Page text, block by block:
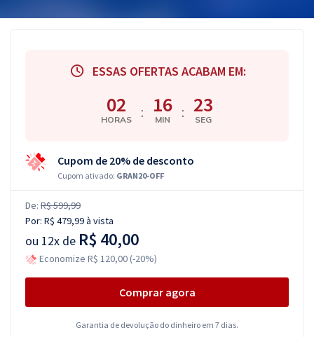
Atendimento ESSAS OFERTAS ACABAM EM:
02
HORAS : 16
MIN : 23
SEG
Cupom de 20% de desconto
Cupom ativado: GRAN20-OFF
De: R$ 599,99
Por: R$ 479,99à vista
ou 12x de R$ 40,00
Economize R$ 120,00 (-20%)
Comprar agora
Garantia de devolução do dinheiro em 7 dias.